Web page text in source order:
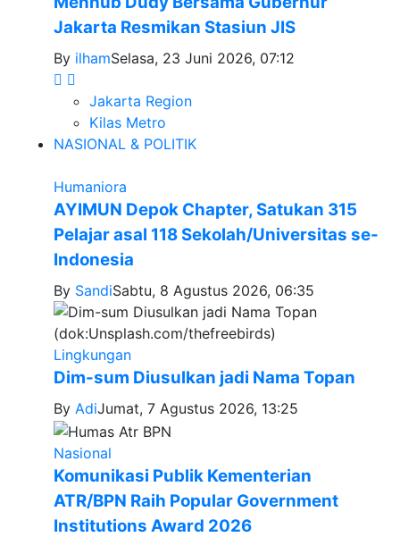
Jakarta Resmikan Stasiun JIS
By ilhamSelasa, 23 Juni 2026, 07:12
Jakarta Region
Kilas Metro
NASIONAL & POLITIK
Humaniora
AYIMUN Depok Chapter, Satukan 315
Pelajar asal 118 Sekolah/Universitas se-
Indonesia
By SandiSabtu, 8 Agustus 2026, 06:35
Lingkungan
Dim-sum Diusulkan jadi Nama Topan
By AdiJumat, 7 Agustus 2026, 13:25
Nasional
Komunikasi Publik Kementerian
ATR/BPN Raih Popular Government
Institutions Award 2026